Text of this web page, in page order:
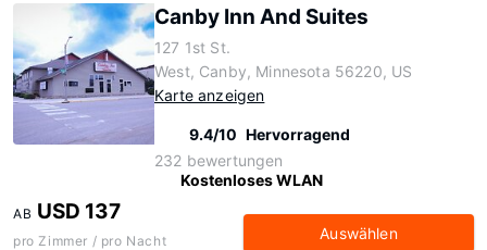
Canby Inn And Suites
127 1st St.
West, Canby, Minnesota 56220, US
Karte anzeigen
9.4/10 Hervorragend
232 bewertungen
Kostenloses WLAN
AB USD 137
pro Zimmer / pro Nacht Auswählen